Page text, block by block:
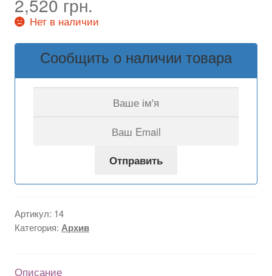
из 5 на
опроса
пользовател
я
2,520 грн.
Нет в наличии
Сообщить о наличии товара
Отправить
Артикул: 14
Категория:Архив
Описание